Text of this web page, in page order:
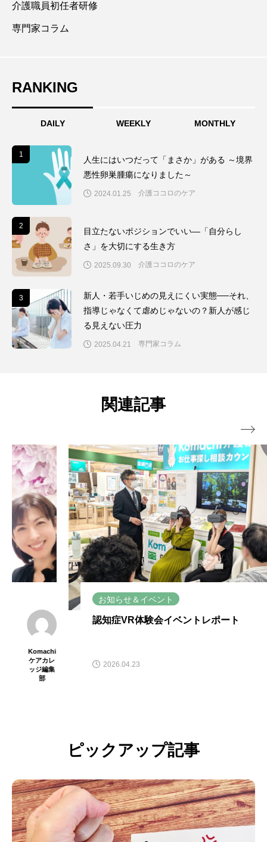
介護職員初任者研修
専門家コラム
RANKING
DAILY WEEKLY MONTHLY
1
人生にはいつだって「まさか」がある ～境界
悪性卵巣腫瘍になりました～
2024.01.25 介護ココロのケア
2
目立たないポジションでいい―「自分らし
さ」を大切にする生き方
2025.09.30 介護ココロのケア
3
新人・若手いじめの見えにくい実態──それ、
指導じゃなくて虐めじゃないの？新人が感じ
る見えない圧力
2025.04.21 専門家コラム
関連記事
お知らせ＆イベント
認知症VR体験会イベントレポート
2026.04.23

ピックアップ記事